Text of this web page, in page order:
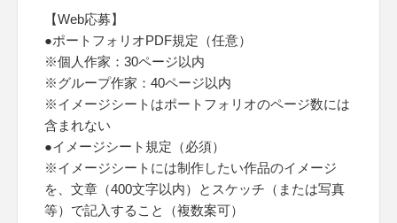
【Web応募】
●ポートフォリオPDF規定（任意）
※個人作家：30ページ以内
※グループ作家：40ページ以内
※イメージシートはポートフォリオのページ数には
含まれない
●イメージシート規定（必須）
※イメージシートには制作したい作品のイメージ
を、文章（400文字以内）とスケッチ（または写真
等）で記入すること（複数案可）